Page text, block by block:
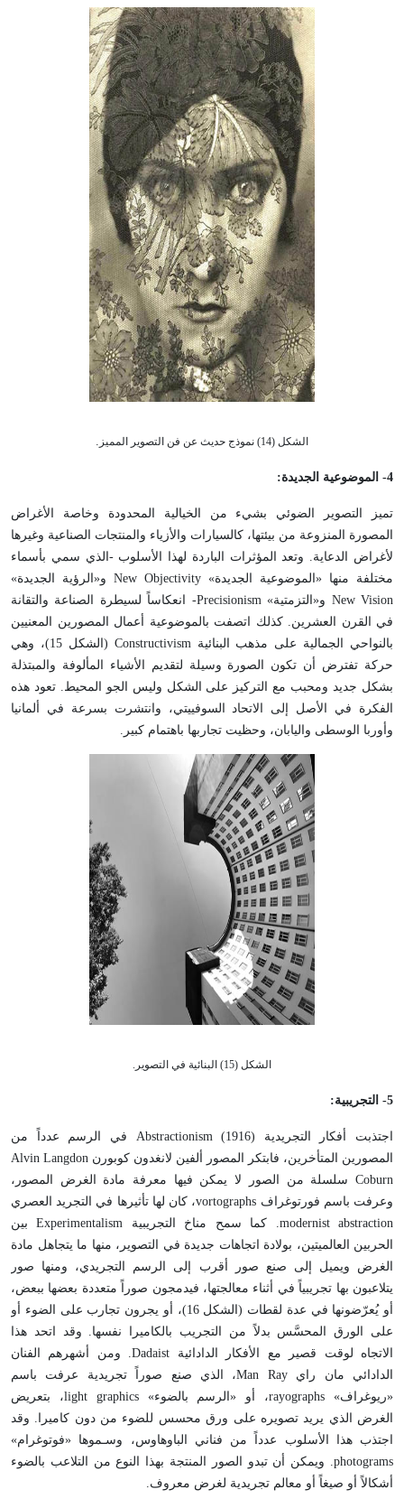
الشكل (14) نموذج حديث عن فن التصوير المميز .
4- الموضوعية الجديدة:
تميز التصوير الضوئي بشيء من الخيالية المحدودة وخاصة الأغراض
المصورة المنزوعة من بيئتها، كالسيارات والأزياء والمنتجات الصناعية وغيرها
لأغراض الدعاية. وتعد المؤثرات الباردة لهذا الأسلوب -الذي سمي بأسماء
مختلفة منها «الموضوعية الجديدة» New Objectivity و«الرؤية الجديدة»
New Vision و«التزمتية» Precisionism- انعكاساً لسيطرة الصناعة والتقانة
في القرن العشرين. كذلك اتصفت بالموضوعية أعمال المصورين المعنيين
بالنواحي الجمالية على مذهب البنائية Constructivism (الشكل 15)، وهي
حركة تفترض أن تكون الصورة وسيلة لتقديم الأشياء المألوفة والمبتذلة
بشكل جديد ومحبب مع التركيز على الشكل وليس الجو المحيط. تعود هذه
الفكرة في الأصل إلى الاتحاد السوفييتي، وانتشرت بسرعة في ألمانيا
وأوربا الوسطى واليابان، وحظيت تجاربها باهتمام كبير.
الشكل (15) البنائية في التصوير.
5- التجريبية:
اجتذبت أفكار التجريدية Abstractionism (1916) في الرسم عدداً من
المصورين المتأخرين، فابتكر المصور ألفين لانغدون كوبورن Alvin Langdon
Coburn سلسلة من الصور لا يمكن فيها معرفة مادة الغرض المصور،
وعرفت باسم فورتوغراف vortographs، كان لها تأثيرها في التجريد العصري
modernist abstraction. كما سمح مناخ التجريبية Experimentalism بين
الحربين العالميتين، بولادة اتجاهات جديدة في التصوير، منها ما يتجاهل مادة
الغرض ويميل إلى صنع صور أقرب إلى الرسم التجريدي، ومنها صور
يتلاعبون بها تجريبياً في أثناء معالجتها، فيدمجون صوراً متعددة بعضها ببعض،
أو يُعرّضونها في عدة لقطات (الشكل 16)، أو يجرون تجارب على الضوء أو
على الورق المحسَّس بدلاً من التجريب بالكاميرا نفسها. وقد اتحد هذا
الاتجاه لوقت قصير مع الأفكار الدادائية Dadaist. ومن أشهرهم الفنان
الدادائي مان راي Man Ray، الذي صنع صوراً تجريدية عرفت باسم
«ريوغراف» rayographs، أو «الرسم بالضوء» light graphics، بتعريض
الغرض الذي يريد تصويره على ورق محسس للضوء من دون كاميرا. وقد
اجتذب هذا الأسلوب عدداً من فناني الباوهاوس، وسـموها «فوتوغرام»
photograms. ويمكن أن تبدو الصور المنتجة بهذا النوع من التلاعب بالضوء
أشكالاً أو صيغاً أو معالم تجريدية لغرض معروف.